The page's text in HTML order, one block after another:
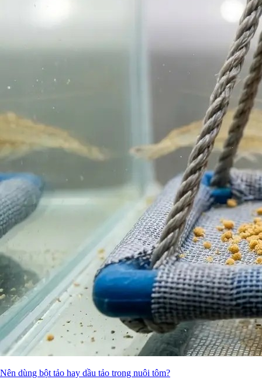
Nên dùng bột tảo hay dầu tảo trong nuôi tôm?